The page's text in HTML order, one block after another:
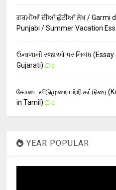
ਗਰਮੀਆਂ ਦੀਆਂ ਛੁੱਟੀਆਂ ਲੇਖ / Garmi
Punjabi / Summer Vacation
ઉનાળાની રજાઓ પર નિબંધ
Gujarati)
0
கோடை விடுமுறை பற்றி கட்டுரை
in Tamil)
0
YEAR POPULAR